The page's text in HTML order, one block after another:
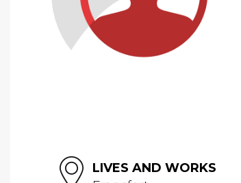
LIVES AND WORKS